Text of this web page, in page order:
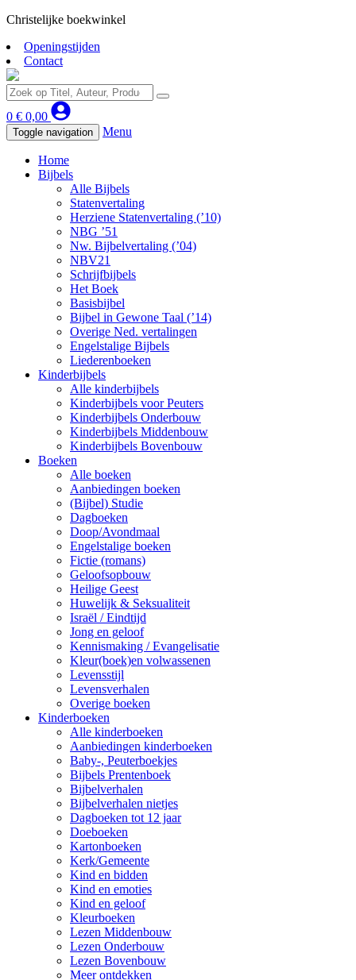
Christelijke boekwinkel
Openingstijden
Contact
0 € 0,00
Toggle navigation Menu
Home
Bijbels
Alle Bijbels
Statenvertaling
Herziene Statenvertaling (’10)
NBG ’51
Nw. Bijbelvertaling (’04)
NBV21
Schrijfbijbels
Het Boek
Basisbijbel
Bijbel in Gewone Taal (’14)
Overige Ned. vertalingen
Engelstalige Bijbels
Liederenboeken
Kinderbijbels
Alle kinderbijbels
Kinderbijbels voor Peuters
Kinderbijbels Onderbouw
Kinderbijbels Middenbouw
Kinderbijbels Bovenbouw
Boeken
Alle boeken
Aanbiedingen boeken
(Bijbel) Studie
Dagboeken
Doop/Avondmaal
Engelstalige boeken
Fictie (romans)
Geloofsopbouw
Heilige Geest
Huwelijk & Seksualiteit
Israël / Eindtijd
Jong en geloof
Kennismaking / Evangelisatie
Kleur(boek)en volwassenen
Levensstijl
Levensverhalen
Overige boeken
Kinderboeken
Alle kinderboeken
Aanbiedingen kinderboeken
Baby-, Peuterboekjes
Bijbels Prentenboek
Bijbelverhalen
Bijbelverhalen nietjes
Dagboeken tot 12 jaar
Doeboeken
Kartonboeken
Kerk/Gemeente
Kind en bidden
Kind en emoties
Kind en geloof
Kleurboeken
Lezen Middenbouw
Lezen Onderbouw
Lezen Bovenbouw
Meer ontdekken